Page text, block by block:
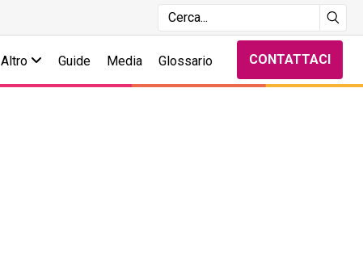
Altro Guide Media Glossario CONTATTACI